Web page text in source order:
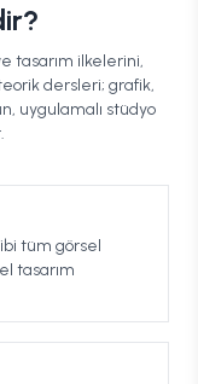
tasarım ilkelerini,
dersleri; grafik,
uygulamalı stüdyo
tüm görsel
tasarım